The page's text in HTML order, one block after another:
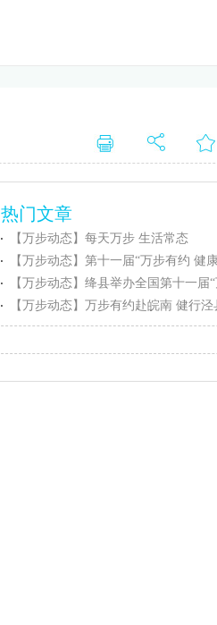
热门文章
【万步动态】每天万步 生活常态
【万步动态】万步有约赴皖南 健行